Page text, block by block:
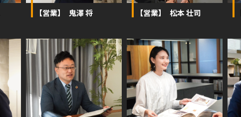
【営業】 鬼澤 将 【営業】 松本 壮司